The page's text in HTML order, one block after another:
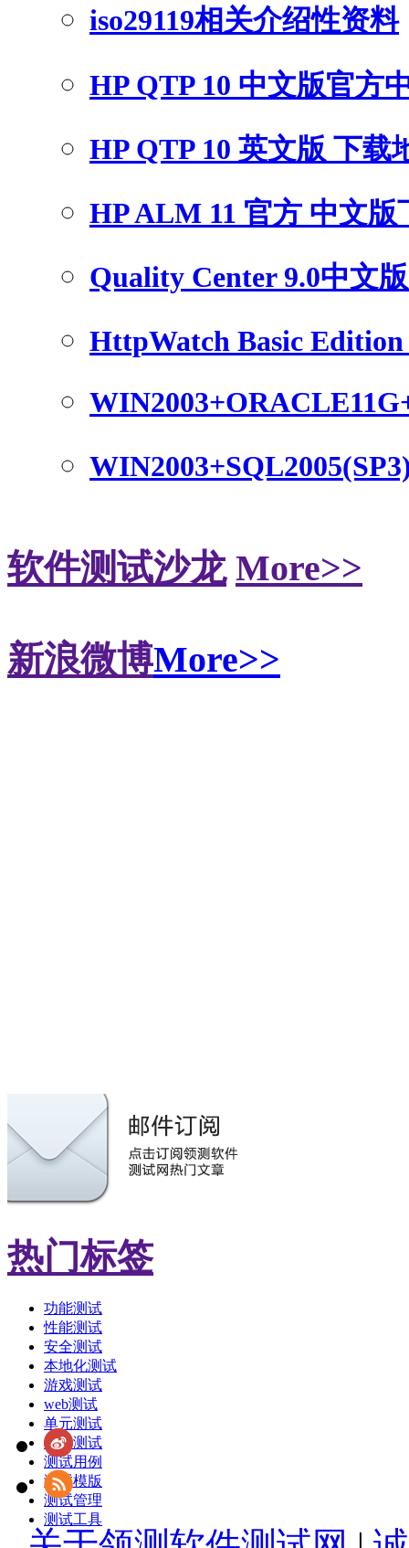
iso29119相关介绍性资料
HP QTP 10 中文版官方
HP QTP 10 英文版 下载
HP ALM 11 官方 中文版
Quality Center 9.0中文
HttpWatch Basic Edition
软件测试沙龙 More>>
新浪微博More>>
热门标签
功能测试
性能测试
安全测试
本地化测试
游戏测试
web测试
单元测试
敏捷测试
测试用例
测试模版
测试管理
测试工具